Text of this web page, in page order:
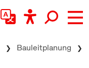
Bauleitplanung